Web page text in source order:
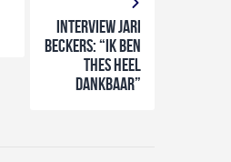
Interview Jari
Beckers: “Ik ben
THES heel
dankbaar”